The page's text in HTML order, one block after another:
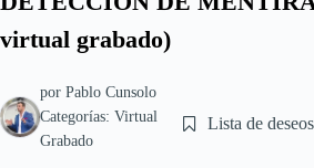
virtual grabado)
por Pablo Cunsolo
Categorías: Virtual
Grabado
Lista de deseos